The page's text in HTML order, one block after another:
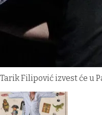
Filipović izvest će u